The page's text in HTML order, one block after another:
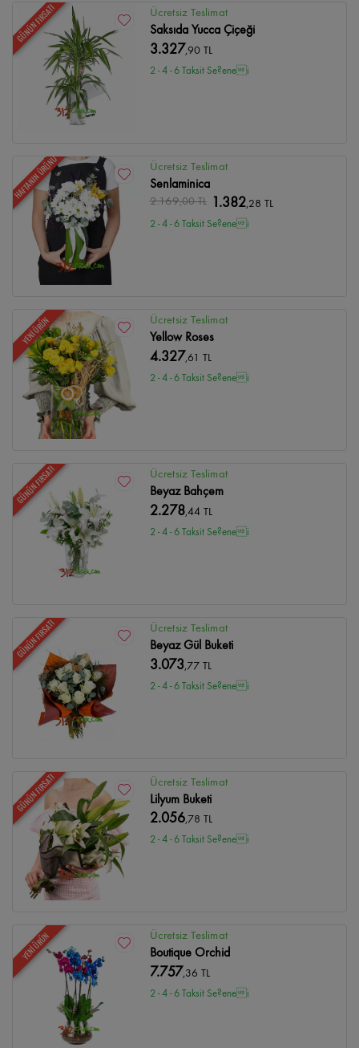
GÜNÜN FIRSATI Ücretsiz Teslimat
Saksıda Yucca Çiçeği
3.327,90 TL
2 - 4 - 6 Taksit Se?enei
HAFTANIN ÜRÜNÜ Ücretsiz Teslimat
Senlaminica
2.169,00 TL 1.382,28 TL
2 - 4 - 6 Taksit Se?enei
YENİ ÜRÜN Ücretsiz Teslimat
Yellow Roses
4.327,61 TL
2 - 4 - 6 Taksit Se?enei
GÜNÜN FIRSATI Ücretsiz Teslimat
Beyaz Bahçem
2.278,44 TL
2 - 4 - 6 Taksit Se?enei
GÜNÜN FIRSATI Ücretsiz Teslimat
Beyaz Gül Buketi
3.073,77 TL
2 - 4 - 6 Taksit Se?enei
GÜNÜN FIRSATI Ücretsiz Teslimat
Lilyum Buketi
2.056,78 TL
2 - 4 - 6 Taksit Se?enei
YENİ ÜRÜN Ücretsiz Teslimat
Boutique Orchid
7.757,36 TL
2 - 4 - 6 Taksit Se?enei